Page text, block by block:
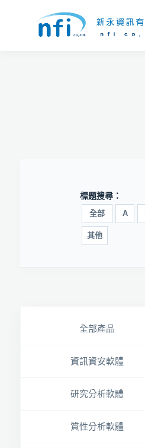
標題搜尋：
全部 A
其他
全部產品
資訊資安軟體
研究分析軟體
質性分析軟體